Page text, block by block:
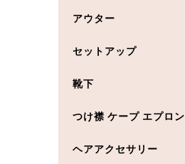
アウター
セットアップ
靴下
つけ襟 ケープ エプロン
ヘアアクセサリー